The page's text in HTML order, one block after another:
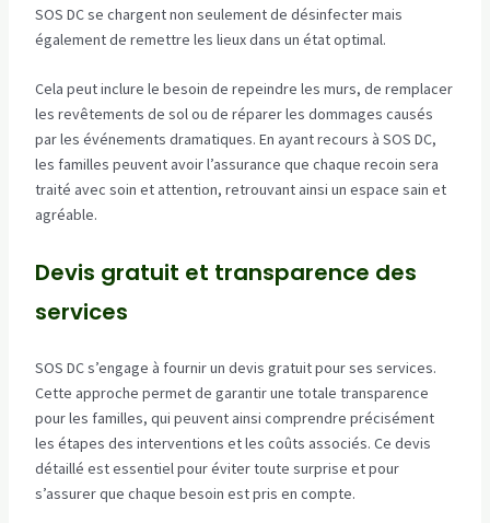
SOS DC se chargent non seulement de désinfecter mais
également de remettre les lieux dans un état optimal.
Cela peut inclure le besoin de repeindre les murs, de remplacer
les revêtements de sol ou de réparer les dommages causés
par les événements dramatiques. En ayant recours à SOS DC,
les familles peuvent avoir l’assurance que chaque recoin sera
traité avec soin et attention, retrouvant ainsi un espace sain et
agréable.
Devis gratuit et transparence des
services
SOS DC s’engage à fournir un devis gratuit pour ses services.
Cette approche permet de garantir une totale transparence
pour les familles, qui peuvent ainsi comprendre précisément
les étapes des interventions et les coûts associés. Ce devis
détaillé est essentiel pour éviter toute surprise et pour
s’assurer que chaque besoin est pris en compte.